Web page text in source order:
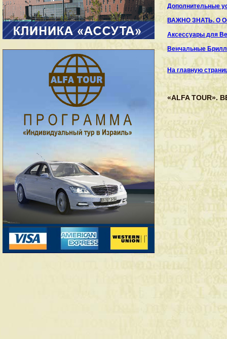
Дополнительные
ВАЖНО ЗНАТЬ. О
Аксессуары для
Венчальные
На главную
«ALFA